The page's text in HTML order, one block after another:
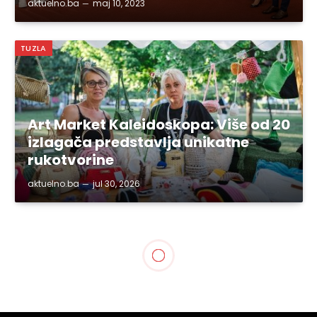
aktuelno.ba maj 10, 2023
TUZLA
Art Market Kaleidoskopa: Više od 20
izlagača predstavlja unikatne
rukotvorine
aktuelno.ba jul 30, 2026